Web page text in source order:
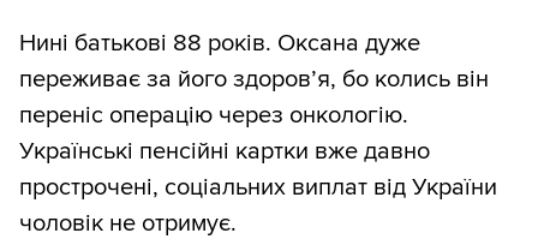
Нині батькові 88 років. Оксана дуже
переживає за його здоров’я, бо колись він
переніс операцію через онкологію.
Українські пенсійні картки вже давно
прострочені, соціальних виплат від України
чоловік не отримує.